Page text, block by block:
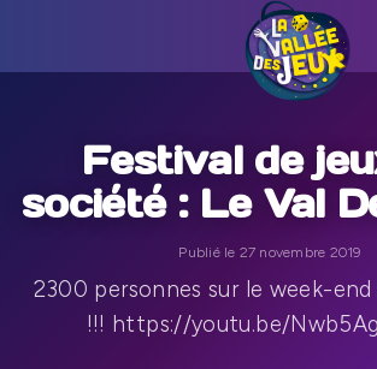
Festival de
société : Le Val
Publié le 27 novembre 2019
2300 personnes sur le week-
!!! https://youtu.be/